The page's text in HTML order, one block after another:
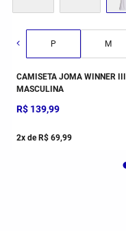
P M
CAMISETA JOMA WINNER III
MASCULINA
R$ 139,99
2x deR$ 69,99